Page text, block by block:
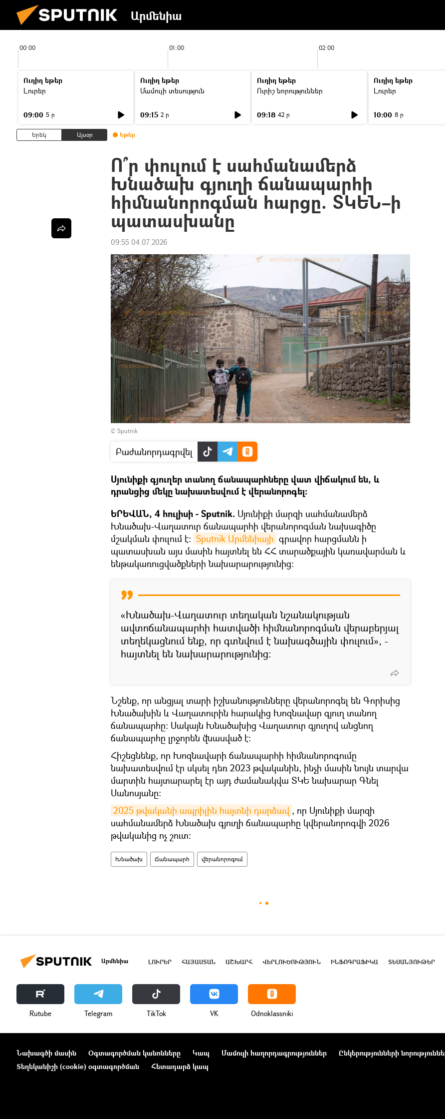
Արմենիա
00:00 01:00 02:00
Ուղիղ եթեր
Լուրեր
09:00 5 ր
Ուղիղ եթեր
Մամուլի տեսություն
09:15 2 ր
Ուղիղ եթեր
Ուրիշ նորություններ
09:18 42 ր
Ուղիղ եթեր
Լուրեր
10:00 8 ր
Երեկ Այսօր Եթեր
Ո՞ր փուլում է սահմանամերձ
Խնածախ գյուղի ճանապարհի
հիմնանորոգման հարցը. ՏԿԵՆ–ի
պատասխանը
09:55 04.07.2026
© Sputnik
Բաժանորդագրվել
Սյունիքի գյուղեր տանող ճանապարհները վատ վիճակում են, և
դրանցից մեկը նախատեսվում է վերանորոգել։
ԵՐԵՎԱՆ, 4 հուլիսի - Sputnik. Սյունիքի մարզի սահմանամերձ
Խնածախ-Վաղատուր ճանապարհի վերանորոգման նախագիծը
մշակման փուլում է։ Sputnik Արմենիայի գրավոր հարցմանն ի
պատասխան այս մասին հայտնել են ՀՀ տարածքային կառավարման և
ենթակառուցվածքների նախարարությունից։
«Խնածախ-Վաղատուր տեղական նշանակության
ավտոճանապարհի հատվածի հիմնանորոգման վերաբերյալ
տեղեկացնում ենք, որ գտնվում է նախագծային փուլում», -
հայտնել են նախարարությունից։
Նշենք, որ անցյալ տարի իշխանությունները վերանորոգել են Գորիսից
Խնածախին և Վաղատուրին հարակից Խոզնավար գյուղ տանող
ճանապարհը։ Սակայն Խնածախից Վաղատուր գյուղով անցնող
ճանապարհը լրջորեն վնասված է։
Հիշեցնենք, որ Խոզնավարի ճանապարհի հիմնանորոգումը
նախատեսվում էր սկսել դեռ 2023 թվականին, ինչի մասին նույն տարվա
մարտին հայտարարել էր այդ ժամանակվա ՏԿԵ նախարար Գնել
Սանոսյանը։
2025 թվականի ապրիլին հայտնի դարձավ , որ Սյունիքի մարզի
սահմանամերձ Խնածախ գյուղի ճանապարհը կվերանորոգվի 2026
թվականից ոչ շուտ։
Խնածախ Ճանապարհ վերանորոգում
Արմենիա ԼՈՒՐԵՐ ՀԱՅԱՍՏԱՆ ԱՇԽԱՐՀ ՎԵՐԼՈՒԾՈՒԹՅՈՒՆ ԻՆՖՈԳՐԱՖԻԿԱ ՏԵՍԱՆՅՈՒԹԵՐ
Rutube Telegram ТikТоk VK Odnoklassniki
Նախագծի մասին Օգտագործման կանոնները Կապ Մամուլի հաղորդագրություններ Ընկերությունների
Տեղեկանիշի (cookie) օգտագործման
Հետադարձ կապ